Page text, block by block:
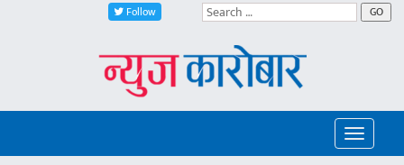
Follow GO
Toggle